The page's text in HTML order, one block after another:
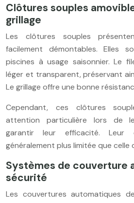
Clôtures souples
grillage
Les clôtures souples
facilement démontables. Elles
piscines à usage saisonnier. Le
léger et transparent, préservant
Le grillage offre une bonne
Cependant, ces clôtures
attention particulière lors de
garantir leur efficacité.
généralement plus limitée que celle
Systèmes de couverture
sécurité
Les couvertures automatiques